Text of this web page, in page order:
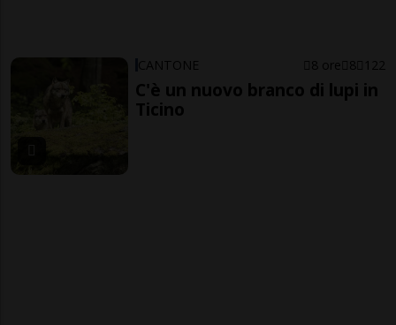
CANTONE 8 ore 8 122
C'è un nuovo branco di lupi in
Ticino